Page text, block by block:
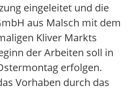
eingeleitet und die
aus Malsch mit dem
Kliver Markts
der Arbeiten soll in
erfolgen.
Vorhaben durch das